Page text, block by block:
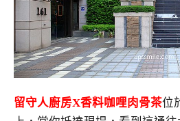
留守人廚房X香料咖哩肉骨茶位